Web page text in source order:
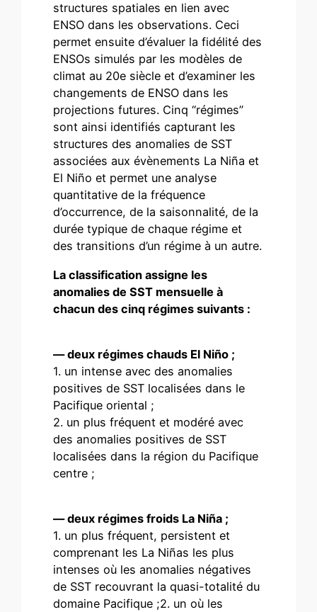
structures spatiales en lien avec
ENSO dans les observations. Ceci
permet ensuite d’évaluer la fidélité des
ENSOs simulés par les modèles de
climat au 20e siècle et d’examiner les
changements de ENSO dans les
projections futures. Cinq “régimes”
sont ainsi identifiés capturant les
structures des anomalies de SST
associées aux évènements La Niña et
El Niño et permet une analyse
quantitative de la fréquence
d’occurrence, de la saisonnalité, de la
durée typique de chaque régime et
des transitions d’un régime à un autre.
La classification assigne les
anomalies de SST mensuelle à
chacun des cinq régimes suivants :
— deux régimes chauds El Niño ;
1. un intense avec des anomalies
positives de SST localisées dans le
Pacifique oriental ;
2. un plus fréquent et modéré avec
des anomalies positives de SST
localisées dans la région du Pacifique
centre ;
— deux régimes froids La Niña ;
1. un plus fréquent, persistent et
comprenant les La Niñas les plus
intenses où les anomalies négatives
de SST recouvrant la quasi-totalité du
domaine Pacifique ;2. un où les